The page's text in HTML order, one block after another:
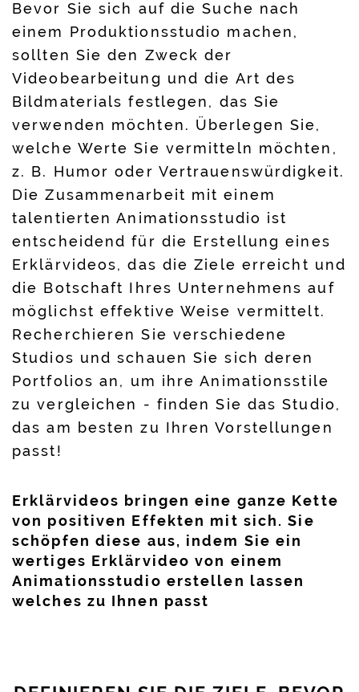
Bevor Sie sich auf die Suche nach
einem Produktionsstudio machen,
sollten Sie den Zweck der
Videobearbeitung und die Art des
Bildmaterials festlegen, das Sie
verwenden möchten. Überlegen Sie,
welche Werte Sie vermitteln möchten,
z. B. Humor oder Vertrauenswürdigkeit.
Die Zusammenarbeit mit einem
talentierten Animationsstudio ist
entscheidend für die Erstellung eines
Erklärvideos, das die Ziele erreicht und
die Botschaft Ihres Unternehmens auf
möglichst effektive Weise vermittelt.
Recherchieren Sie verschiedene
Studios und schauen Sie sich deren
Portfolios an, um ihre Animationsstile
zu vergleichen - finden Sie das Studio,
das am besten zu Ihren Vorstellungen
passt!
Erklärvideos bringen eine ganze Kette
von positiven Effekten mit sich. Sie
schöpfen diese aus, indem Sie ein
wertiges Erklärvideo von einem
Animationsstudio erstellen lassen
welches zu Ihnen passt